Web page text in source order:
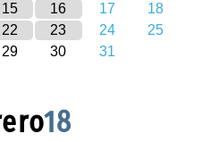
15 16 17
18
22 23 24
25
29 30 31
18